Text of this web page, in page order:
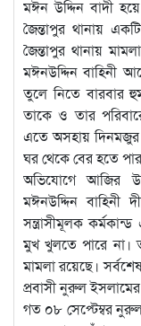
মঈন উদ্দিন বাদী
জৈন্তাপুর থানায়
জৈন্তাপুর থানায়
মঈনউদ্দিন বাহিনী
তুলে নিতে বারবার
তাকে ও তার
এতে অসহায় দিনমজুর
ঘর থেকে বের হতে
অভিযোগে আজির
মঈনউদ্দিন বাহিনী
সন্ত্রাসীমূলক
মুখ খুলতে পারে না।
মামলা রয়েছে।
প্রবাসী নুরুল ইসলামের
গত ০৮ সেপ্টেম্বর নুরুল